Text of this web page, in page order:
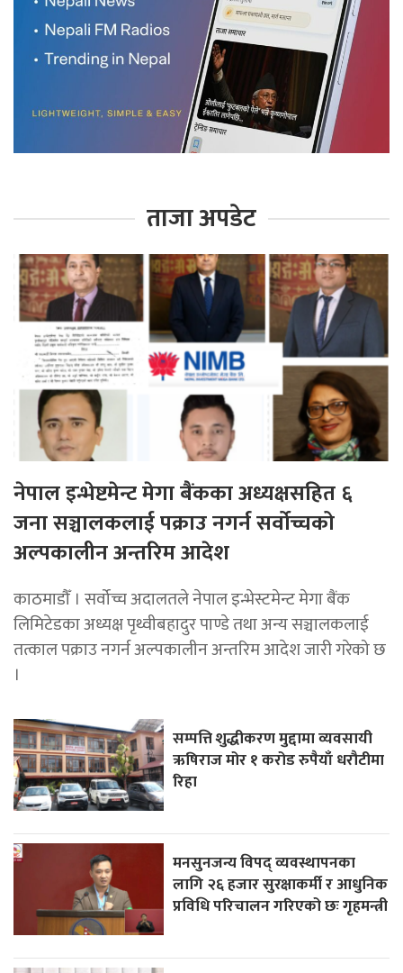
ताजा अपडेट
नेपाल इन्भेष्टमेन्ट मेगा बैंकका अध्यक्षसहित ६
जना सञ्चालकलाई पक्राउ नगर्न सर्वोच्चको
अल्पकालीन अन्तरिम आदेश
काठमाडौँ । सर्वोच्च अदालतले नेपाल इन्भेस्टमेन्ट मेगा बैंक
लिमिटेडका अध्यक्ष पृथ्वीबहादुर पाण्डे तथा अन्य सञ्चालकलाई
तत्काल पक्राउ नगर्न अल्पकालीन अन्तरिम आदेश जारी गरेको छ
।
सम्पत्ति शुद्धीकरण मुद्दामा व्यवसायी
ऋषिराज मोर १ करोड रुपैयाँ धरौटीमा
रिहा
मनसुनजन्य विपद् व्यवस्थापनका
लागि २६ हजार सुरक्षाकर्मी र आधुनिक
प्रविधि परिचालन गरिएको छः गृहमन्त्री